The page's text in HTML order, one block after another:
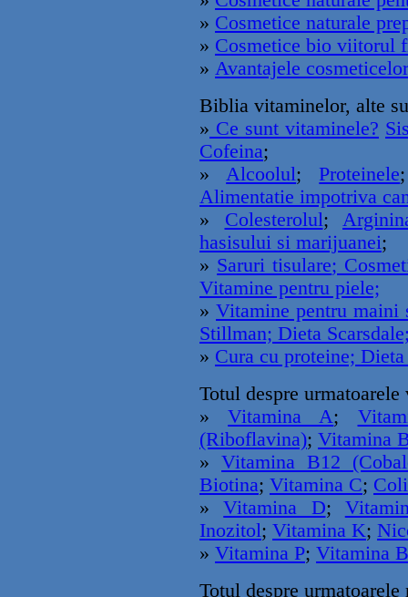
» Cosmetice naturale
» Cosmetice bio viitorul
» Avantajele
Biblia vitaminelor, alte
» Ce sunt vitaminele?
Cofeina;
»Alcoolul;Proteinele
Alimentatie impotriva
» Colesterolul;
hasisului si marijuanei;
» Saruri tisulare;
Vitamine pentru piele;
» Vitamine pentru
Stillman; Dieta
» Cura cu proteine;
Totul despre
»Vitamina A;
(Riboflavina); Vitamina
» Vitamina B12
Biotina; Vitamina C;
»Vitamina D;
Inozitol; Vitamina K;
» Vitamina P; Vitamina
Totul despre urmatoarele